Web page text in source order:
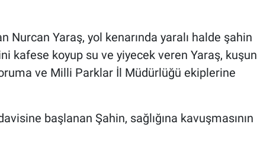
Nurcan Yaraş, yol kenarında yaralı halde şahin
kafese koyup su ve yiyecek veren Yaraş, kuşun
ve Milli Parklar İl Müdürlüğü ekiplerine
başlanan Şahin, sağlığına kavuşmasının